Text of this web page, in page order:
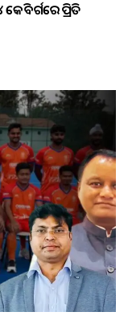
ବର୍ଗରେ ପ୍ରିତି